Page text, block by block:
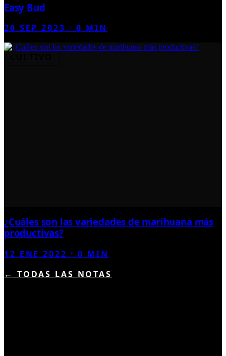
Easy Bud
20 SEP 2023 ·0 MIN
¿Cuáles son las variedades de marihuana más
productivas?
12 ENE 2022 ·0 MIN
← TODAS LAS NOTAS